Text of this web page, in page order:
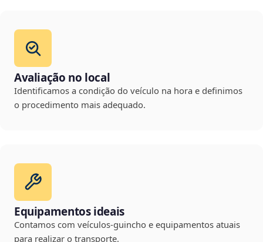
Avaliação no local
Identificamos a condição do veículo na hora e definimos
o procedimento mais adequado.
Equipamentos ideais
Contamos com veículos-guincho e equipamentos atuais
para realizar o transporte.